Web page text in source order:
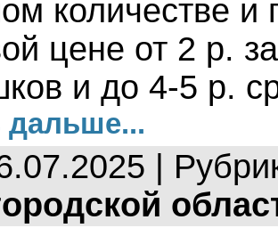
количестве и
цене от 2 р.
и до 4-5 р.
дальше...
|